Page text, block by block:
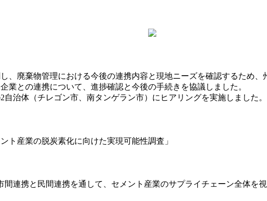
、廃棄物管理における今後の連携内容と現地ニーズを確認するため、
業との連携について、進捗確認と今後の手続きを協議しました。
治体（チレゴン市、南タンゲラン市）にヒアリングを実施しました。
ト産業の脱炭素化に向けた実現可能性調査」
連携と民間連携を通して、セメント産業のサプライチェーン全体を